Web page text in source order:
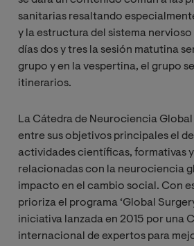
sanitarias resaltando
y la estructura del sistema
días dos y tres la sesión matutina
grupo y en la vespertina, el grupo
itinerarios.
La Cátedra de Neurociencia
entre sus objetivos principales el
actividades científicas, formativas
relacionadas con la neurociencia
impacto en el cambio social. Con
prioriza el programa ‘Global
iniciativa lanzada en 2015 por una
internacional de expertos para